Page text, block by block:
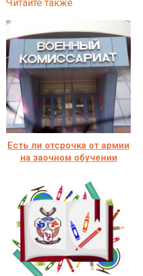
Читайте также
Есть ли отсрочка от армии
на заочном обучении